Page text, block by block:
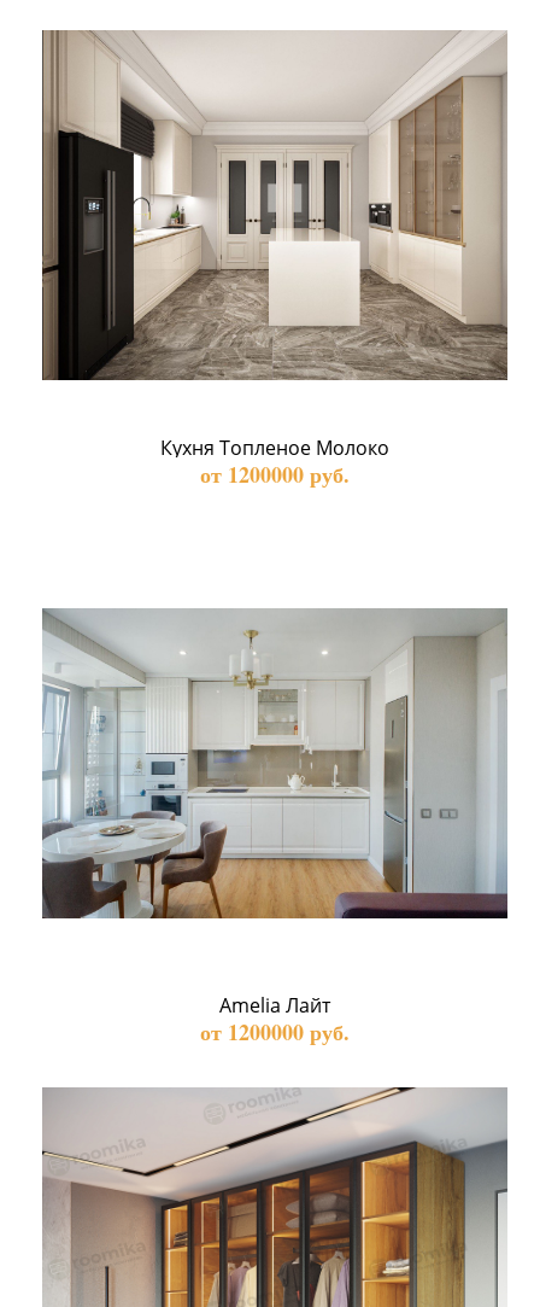
Кухня Топленое Молоко
от 1200000 руб.
Amelia Лайт
от 1200000 руб.